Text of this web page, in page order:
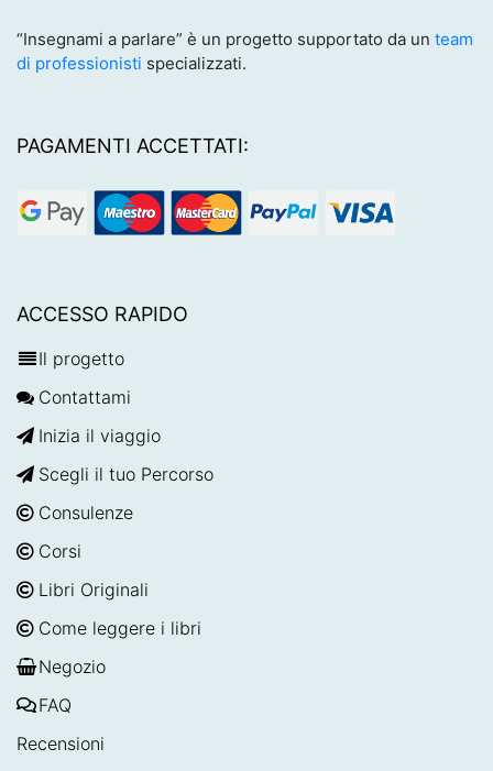
“Insegnami a parlare” è un progetto supportato da un team
di professionisti specializzati.
PAGAMENTI ACCETTATI:
ACCESSO RAPIDO
Il progetto
Contattami
Inizia il viaggio
Scegli il tuo Percorso
Consulenze
Corsi
Libri Originali
Come leggere i libri
Negozio
FAQ
Recensioni